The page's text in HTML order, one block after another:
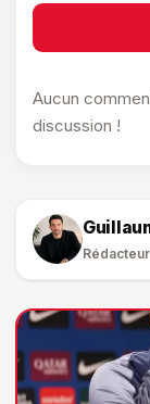
Aucun
discussion !
Rédacteur